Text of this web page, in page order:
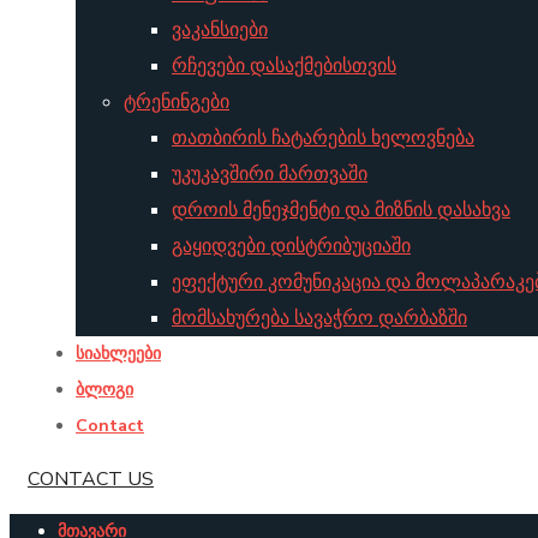
ვაკანსიები
რჩევები დასაქმებისთვის
ტრენინგები
თათბირის ჩატარების ხელოვნება
უკუკავშირი მართვაში
დროის მენეჯმენტი და მიზნის დასახვა
გაყიდვები დისტრიბუციაში
ეფექტური კომუნიკაცია და
მომსახურება სავაჭრო დარბაზში
სიახლეები
ბლოგი
Contact
CONTACT US
მთავარი